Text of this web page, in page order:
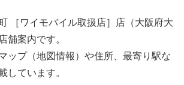
［ワイモバイル取扱店］店（大阪府大
舗案内です。
ップ（地図情報）や住所、最寄り駅な
しています。